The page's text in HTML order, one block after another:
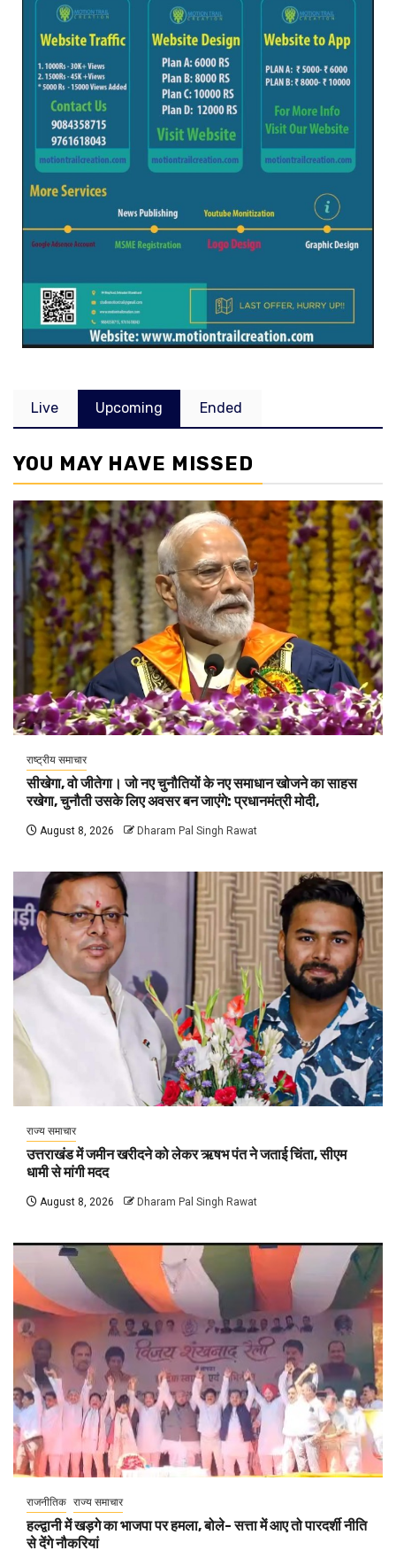
Live Upcoming Ended
YOU MAY HAVE MISSED
राष्ट्रीय समाचार
सीखेगा, वो जीतेगा। जो नए चुनौतियों के नए समाधान खोजने का साहस
रखेगा, चुनौती उसके लिए अवसर बन जाएंगे: प्रधानमंत्री मोदी,
August 8, 2026 Dharam Pal Singh Rawat
राज्य समाचार
उत्तराखंड में जमीन खरीदने को लेकर ऋषभ पंत ने जताई चिंता, सीएम
धामी से मांगी मदद
August 8, 2026 Dharam Pal Singh Rawat
राजनीतिक राज्य समाचार
हल्द्वानी में खड़गे का भाजपा पर हमला, बोले- सत्ता में आए तो पारदर्शी नीति
से देंगे नौकरियां